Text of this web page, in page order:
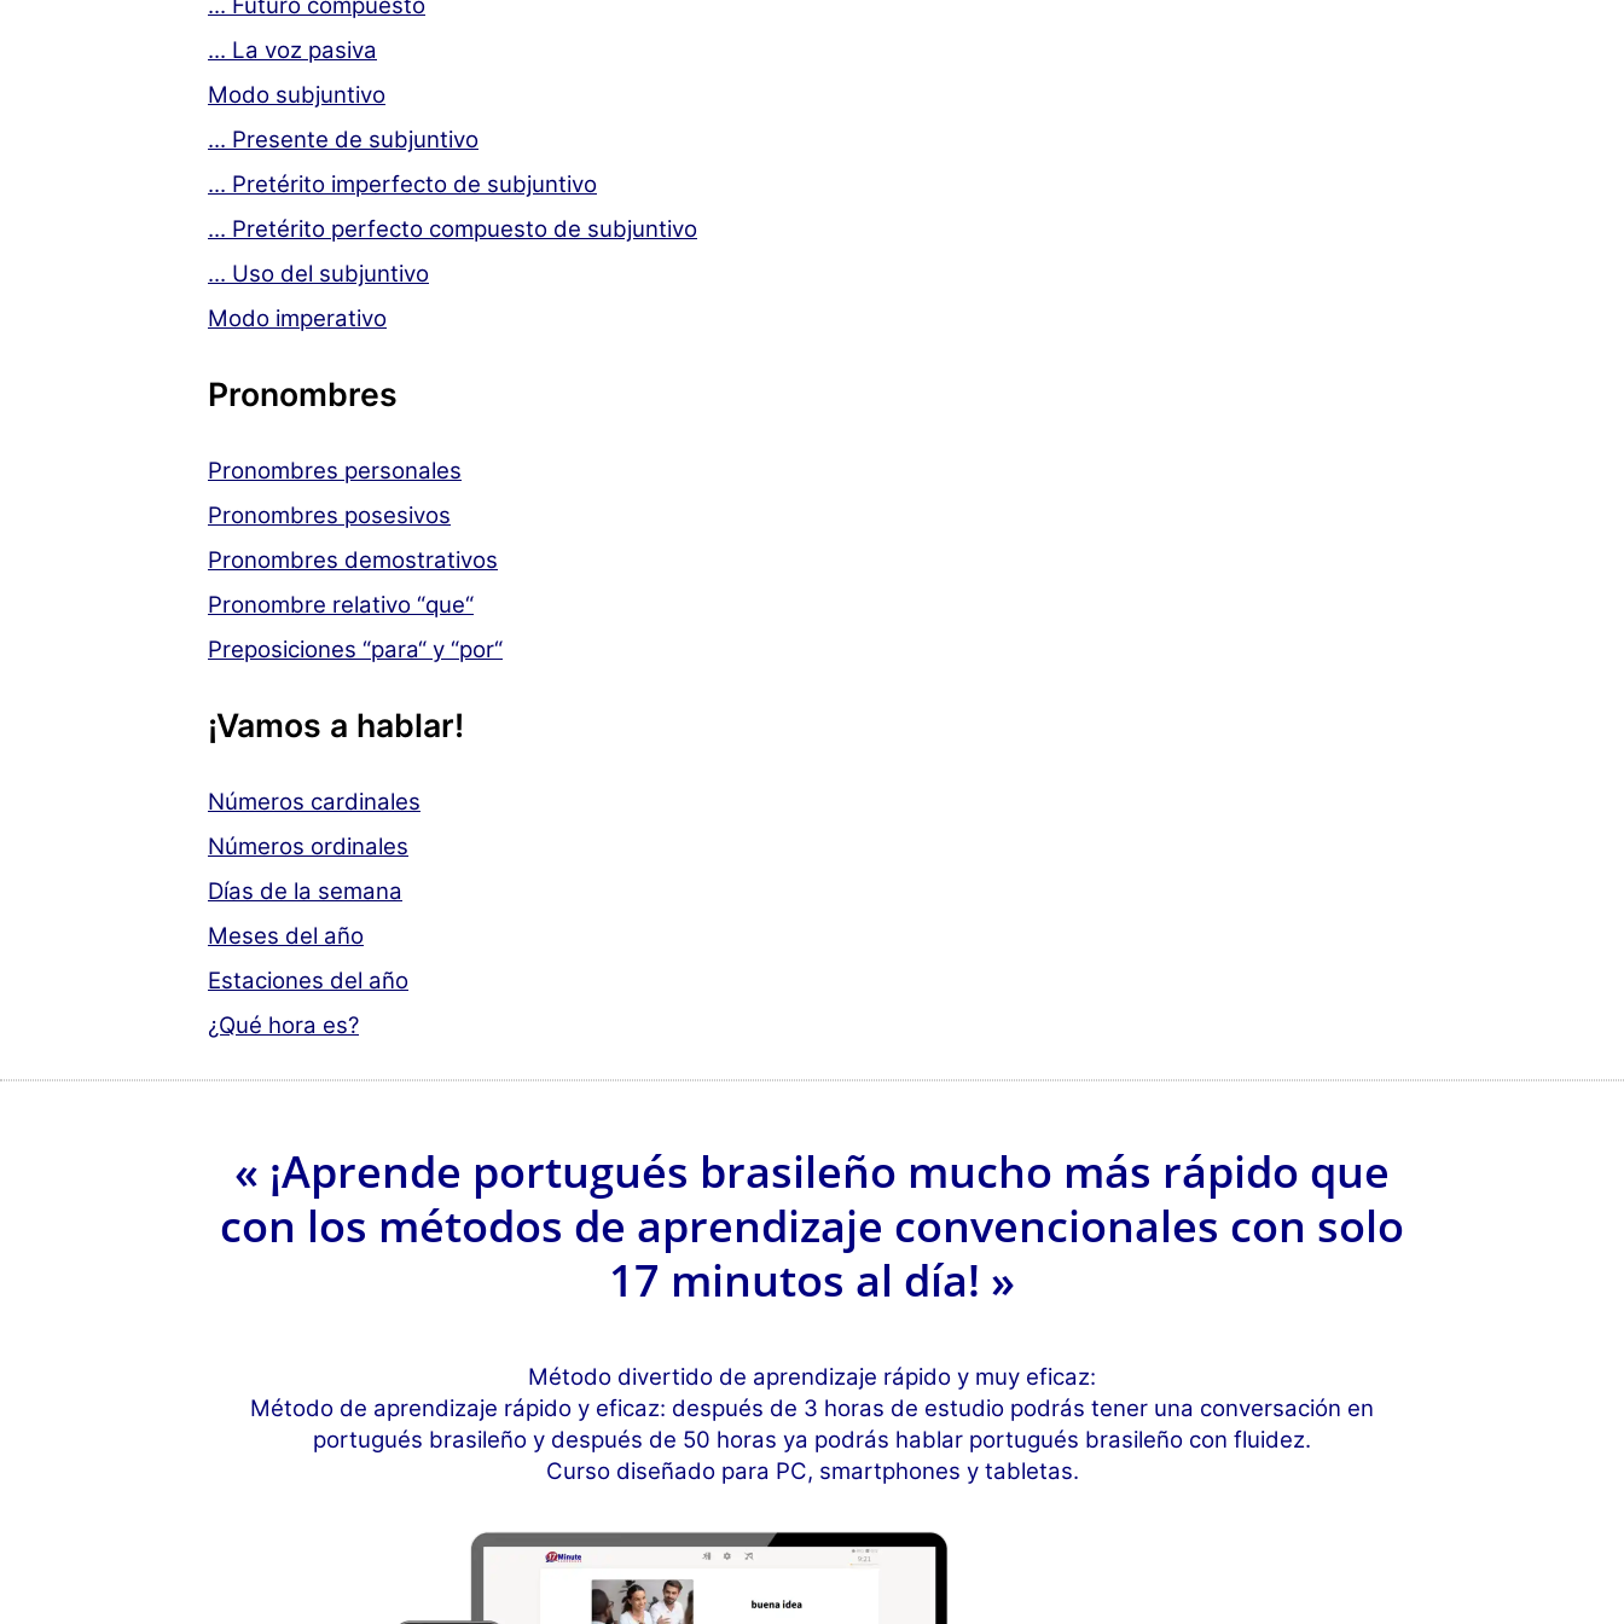
... La voz pasiva
Modo subjuntivo
... Presente de subjuntivo
... Pretérito imperfecto de subjuntivo
... Pretérito perfecto compuesto de subjuntivo
... Uso del subjuntivo
Modo imperativo
Pronombres
Pronombres personales
Pronombres posesivos
Pronombres demostrativos
Pronombre relativo “que“
Preposiciones “para“ y “por“
¡Vamos a hablar!
Números cardinales
Números ordinales
Días de la semana
Meses del año
Estaciones del año
¿Qué hora es?
« ¡Aprende portugués brasileño mucho más rápido que
con los métodos de aprendizaje convencionales con solo
17 minutos al día! »
Método divertido de aprendizaje rápido y muy eficaz:
Método de aprendizaje rápido y eficaz: después de 3 horas de estudio podrás tener una conversación en
portugués brasileño y después de 50 horas ya podrás hablar portugués brasileño con fluidez.
Curso diseñado para PC, smartphones y tabletas.